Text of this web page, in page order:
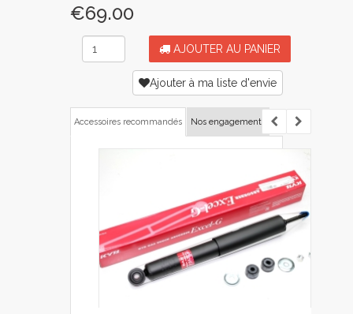
€69.00
AJOUTER AU PANIER
Ajouter à ma liste d'envie
Accessoires recommandés Nos engagements